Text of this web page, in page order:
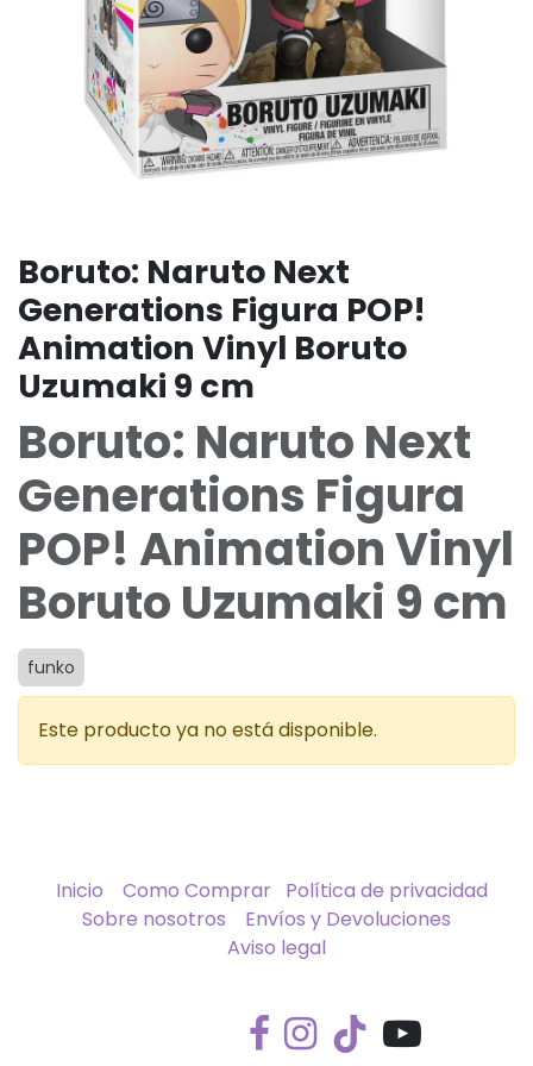
Boruto: Naruto Next
Generations Figura POP!
Animation Vinyl Boruto
Uzumaki 9 cm
Boruto: Naruto Next
Generations Figura
POP! Animation Vinyl
Boruto Uzumaki 9 cm
funko
Este producto ya no está disponible.
Inicio Como Comprar Política de privacidad
Sobre nosotros
Envíos y Devoluciones
Aviso legal